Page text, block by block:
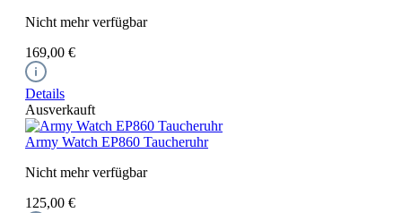
Nicht mehr verfügbar
169,00 €
Details
Ausverkauft
Army Watch EP860 Taucheruhr
Nicht mehr verfügbar
125,00 €